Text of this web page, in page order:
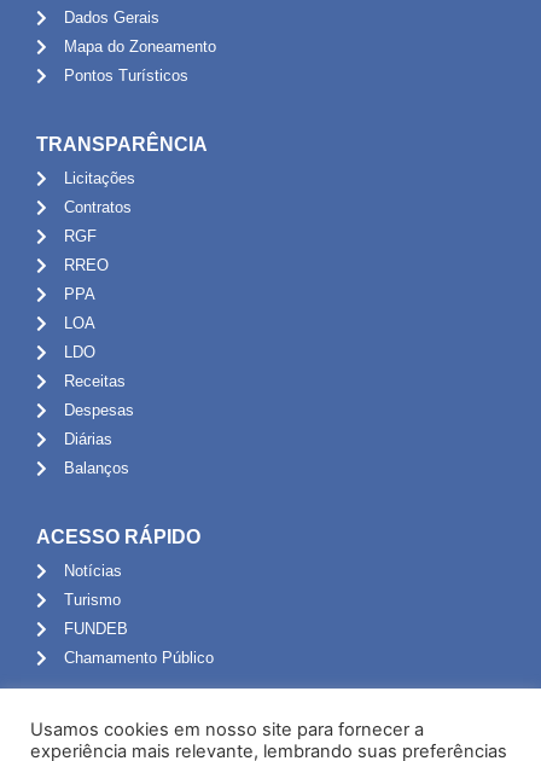
Dados Gerais
Mapa do Zoneamento
Pontos Turísticos
TRANSPARÊNCIA
Licitações
Contratos
RGF
RREO
PPA
LOA
LDO
Receitas
Despesas
Diárias
Balanços
ACESSO RÁPIDO
Notícias
Turismo
FUNDEB
Chamamento Público
Portal do Servidor
Usamos cookies em nosso site para fornecer a
experiência mais relevante, lembrando suas preferências